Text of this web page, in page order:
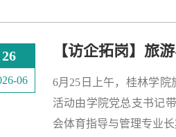
26
06
6月25日上午，桂林学院
活动由学院党总支书记
会体育指导与管理专业